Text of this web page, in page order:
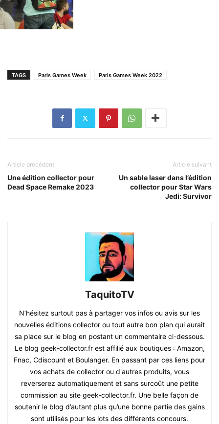
TAGS Paris Games Week Paris Games Week 2022
Article précédent
Une édition collector pour
Dead Space Remake 2023
Article suivant
Un sable laser dans l’édition
collector pour Star Wars
Jedi: Survivor
TaquitoTV
N’hésitez surtout pas à partager vos infos ou avis sur les
nouvelles éditions collector ou tout autre bon plan qui aurait
sa place sur le blog en postant un commentaire ci-dessous.
Le blog geek-collector.fr est affilié aux boutiques : Amazon,
Fnac, Cdiscount et Boulanger. En passant par ces liens pour
vos achats de collector ou d'autres produits, vous
reverserez automatiquement et sans surcoût une petite
commission au site geek-collector.fr. Une belle façon de
soutenir le blog d’autant plus qu’une bonne partie des gains
sont utilisés pour les lots des différents concours.